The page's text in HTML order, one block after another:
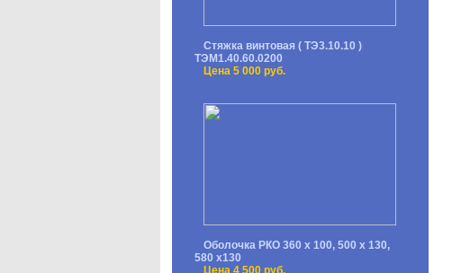
Стяжка винтовая ( ТЭ3.10.10 )
ТЭМ1.40.60.0200
Цена 5 000 руб.
Оболочка РКО 360 х 100, 500 х 130,
580 х130
Цена 4 500 руб.